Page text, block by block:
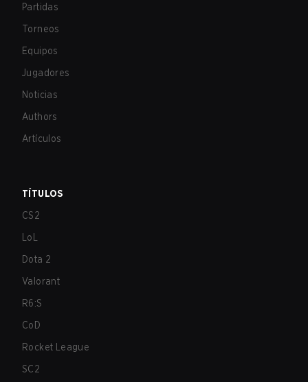
Partidas
Torneos
Equipos
Jugadores
Noticias
Authors
Artículos
TÍTULOS
CS2
LoL
Dota 2
Valorant
R6:S
CoD
Rocket League
SC2